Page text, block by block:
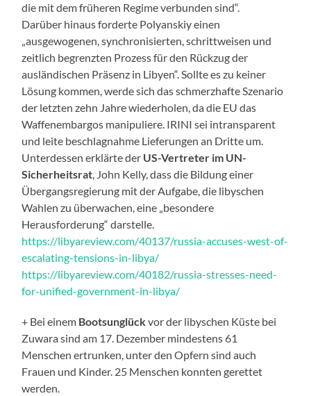
die mit dem früheren Regime verbunden sind“.
Darüber hinaus forderte Polyanskiy einen
„ausgewogenen, synchronisierten, schrittweisen und
zeitlich begrenzten Prozess für den Rückzug der
ausländischen Präsenz in Libyen“. Sollte es zu keiner
Lösung kommen, werde sich das schmerzhafte Szenario
der letzten zehn Jahre wiederholen, da die EU das
Waffenembargos manipuliere. IRINI sei intransparent
und leite beschlagnahme Lieferungen an Dritte um.
Unterdessen erklärte der US-Vertreter im UN-
Sicherheitsrat, John Kelly, dass die Bildung einer
Übergangsregierung mit der Aufgabe, die libyschen
Wahlen zu überwachen, eine „besondere
Herausforderung“ darstelle.
https://libyareview.com/40137/russia-accuses-west-of-
escalating-tensions-in-libya/
https://libyareview.com/40182/russia-stresses-need-
for-unified-government-in-libya/
+ Bei einem Bootsunglückvor der libyschen Küste bei
Zuwara sind am 17. Dezember mindestens 61
Menschen ertrunken, unter den Opfern sind auch
Frauen und Kinder. 25 Menschen konnten gerettet
werden.